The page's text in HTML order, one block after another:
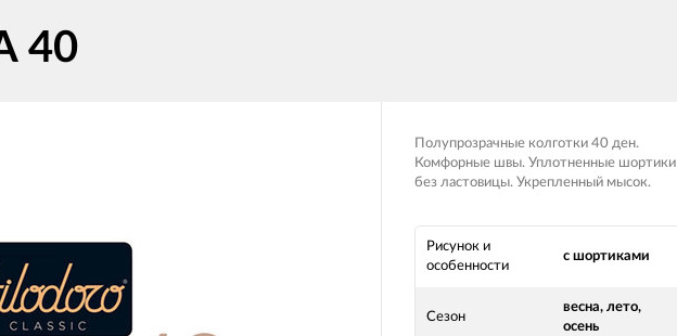
40
Полупрозрачные колготки 40 ден.
Комфорные швы. Уплотненные шортики
без ластовицы. Укрепленный мысок.
Рисунок и
особенности
с шортиками
Сезон
весна, лето,
осень